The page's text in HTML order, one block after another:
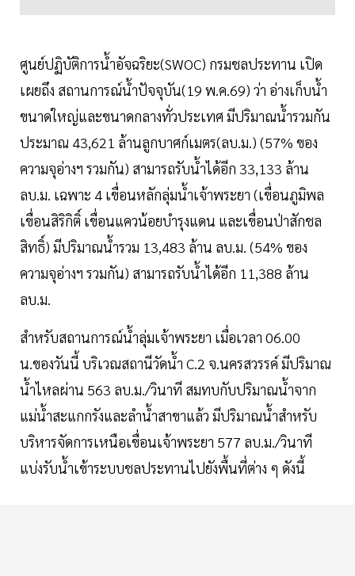
ศูนย์ปฏิบัติการน้ำอัจฉริยะ(SWOC) กรมชลประทาน เปิด
เผยถึง สถานการณ์น้ำปัจจุบัน(19 พ.ค.69) ว่า อ่างเก็บน้ำ
ขนาดใหญ่และขนาดกลางทั่วประเทศ มีปริมาณน้ำรวมกัน
ประมาณ 43,621 ล้านลูกบาศก์เมตร(ลบ.ม.) (57% ของ
ความจุอ่างฯ รวมกัน) สามารถรับน้ำได้อีก 33,133 ล้าน
ลบ.ม. เฉพาะ 4 เขื่อนหลักลุ่มน้ำเจ้าพระยา (เขื่อนภูมิพล
เขื่อนสิริกิติ์ เขื่อนแควน้อยบำรุงแดน และเขื่อนป่าสักชล
สิทธิ์) มีปริมาณน้ำรวม 13,483 ล้าน ลบ.ม. (54% ของ
ความจุอ่างฯ รวมกัน) สามารถรับน้ำได้อีก 11,388 ล้าน
ลบ.ม.
สำหรับสถานการณ์น้ำลุ่มเจ้าพระยา เมื่อเวลา 06.00
น.ของวันนี้ บริเวณสถานีวัดน้ำ C.2 จ.นครสวรรค์ มีปริมาณ
น้ำไหลผ่าน 563 ลบ.ม./วินาที สมทบกับปริมาณน้ำจาก
แม่น้ำสะแกกรังและลำน้ำสาขาแล้ว มีปริมาณน้ำสำหรับ
บริหารจัดการเหนือเขื่อนเจ้าพระยา 577 ลบ.ม./วินาที
แบ่งรับน้ำเข้าระบบชลประทานไปยังพื้นที่ต่าง ๆ ดังนี้